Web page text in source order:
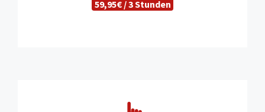
59,95€ / 3 Stunden